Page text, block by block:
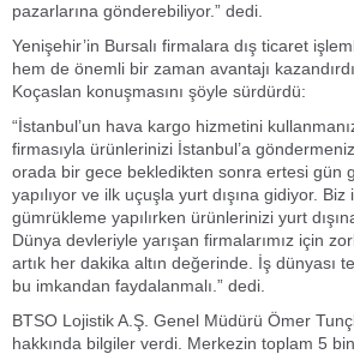
pazarlarına gönderebiliyor.” dedi.
Yenişehir’in Bursalı firmalara dış ticaret
hem de önemli bir zaman avantajı
Koçaslan konuşmasını şöyle sürdürdü:
“İstanbul’un hava kargo hizmetini
firmasıyla ürünlerinizi İstanbul’a
orada bir gece bekledikten sonra ertesi gün
yapılıyor ve ilk uçuşla yurt dışına gidiyor. Biz
gümrükleme yapılırken ürünlerinizi yurt
Dünya devleriyle yarışan firmalarımız için
artık her dakika altın değerinde. İş dünyası
bu imkandan faydalanmalı.” dedi.
BTSO Lojistik A.Ş. Genel Müdürü Ömer
hakkında bilgiler verdi. Merkezin toplam 5